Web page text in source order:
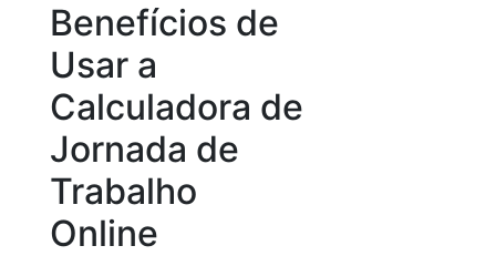
Benefícios de
Usar a
Calculadora de
Jornada de
Trabalho
Online